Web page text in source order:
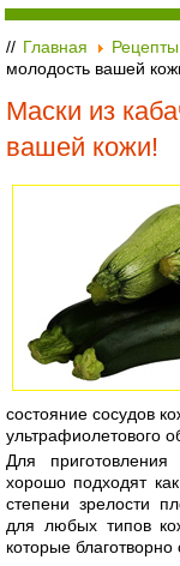
// Главная
молодость вашей
Маски из
вашей кожи!
состояние сосудов
ультрафиолетового
Для
хорошо подходят
степени зрелости
для любых типов
которые